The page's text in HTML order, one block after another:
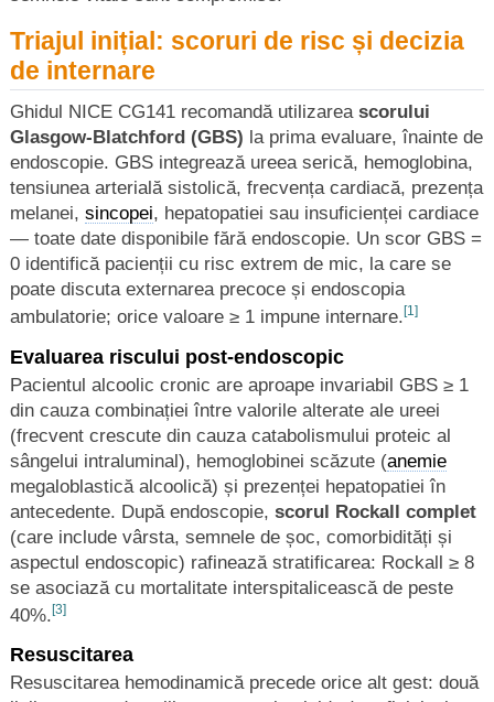
Triajul inițial: scoruri de risc și decizia
de internare
Ghidul NICE CG141 recomandă utilizarea scorului
Glasgow-Blatchford (GBS) la prima evaluare, înainte de
endoscopie. GBS integrează ureea serică, hemoglobina,
tensiunea arterială sistolică, frecvența cardiacă, prezența
melanei, sincopei, hepatopatiei sau insuficienței cardiace
— toate date disponibile fără endoscopie. Un scor GBS =
0 identifică pacienții cu risc extrem de mic, la care se
poate discuta externarea precoce și endoscopia
ambulatorie; orice valoare ≥ 1 impune internare. [1]
Evaluarea riscului post-endoscopic
Pacientul alcoolic cronic are aproape invariabil GBS ≥ 1
din cauza combinației între valorile alterate ale ureei
(frecvent crescute din cauza catabolismului proteic al
sângelui intraluminal), hemoglobinei scăzute (anemie
megaloblastică alcoolică) și prezenței hepatopatiei în
antecedente. După endoscopie, scorul Rockall complet
(care include vârsta, semnele de șoc, comorbidități și
aspectul endoscopic) rafinează stratificarea: Rockall ≥ 8
se asociază cu mortalitate interspitalicească de peste
40%. [3]
Resuscitarea
Resuscitarea hemodinamică precede orice alt gest: două